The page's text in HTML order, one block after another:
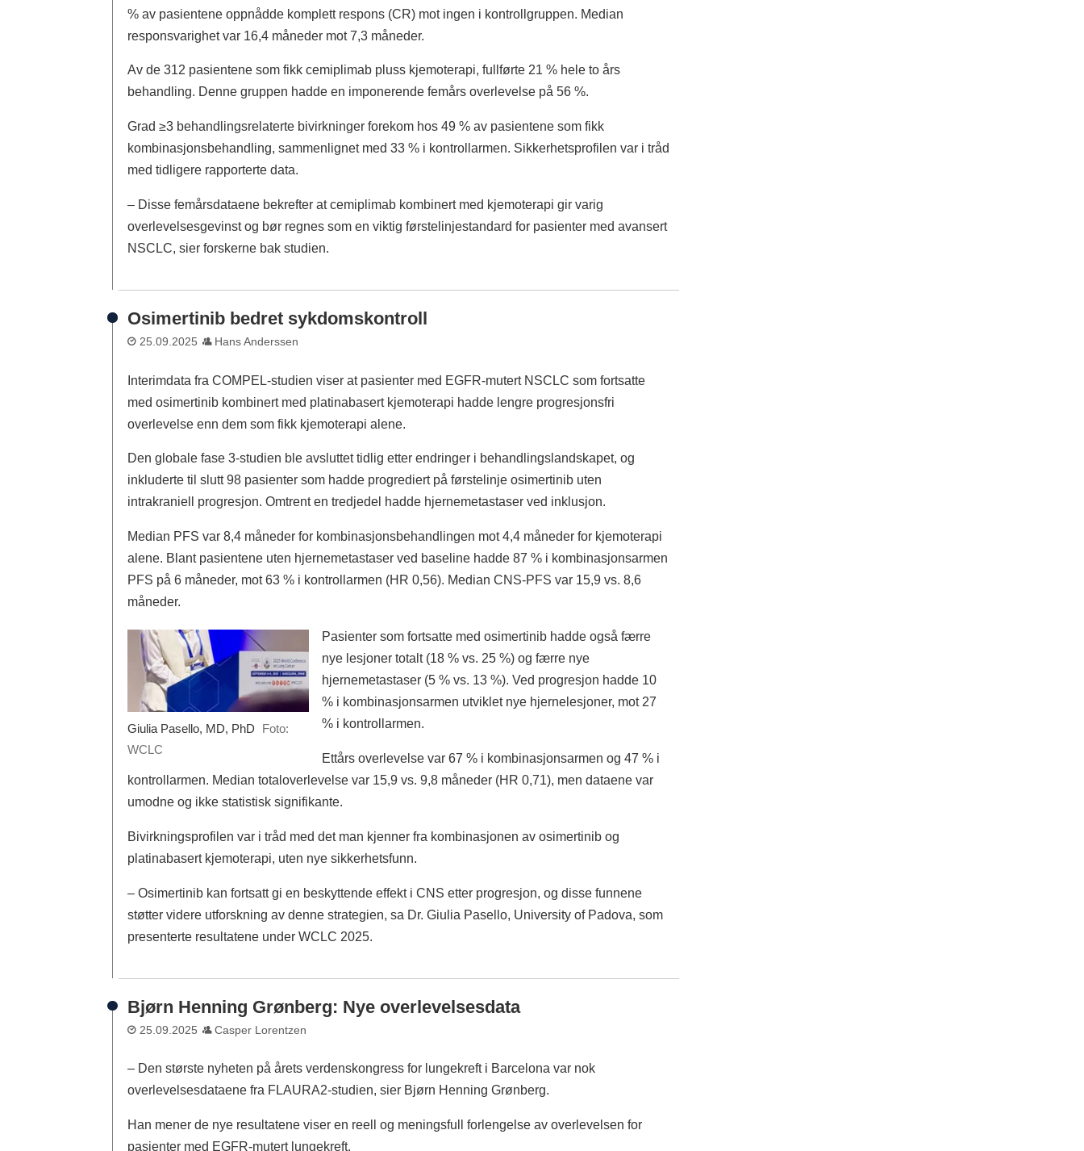
% av pasientene oppnådde komplett respons (CR) mot ingen i kontrollgruppen. Median
responsvarighet var 16,4 måneder mot 7,3 måneder.
Av de 312 pasientene som fikk cemiplimab pluss kjemoterapi, fullførte 21 % hele to års
behandling. Denne gruppen hadde en imponerende femårs overlevelse på 56 %.
Grad ≥3 behandlingsrelaterte bivirkninger forekom hos 49 % av pasientene som fikk
kombinasjonsbehandling, sammenlignet med 33 % i kontrollarmen. Sikkerhetsprofilen var i tråd
med tidligere rapporterte data.
– Disse femårsdataene bekrefter at cemiplimab kombinert med kjemoterapi gir varig
overlevelsesgevinst og bør regnes som en viktig førstelinje­standard for pasienter med avansert
NSCLC, sier forskerne bak studien.
Osimertinib bedret sykdomskontroll
25.09.2025 Hans Anderssen
Interimdata fra COMPEL-studien viser at pasienter med EGFR-mutert NSCLC som fortsatte
med osimertinib kombinert med platinabasert kjemoterapi hadde lengre progresjonsfri
overlevelse enn dem som fikk kjemoterapi alene.
Den globale fase 3-studien ble avsluttet tidlig etter endringer i behandlingslandskapet, og
inkluderte til slutt 98 pasienter som hadde progrediert på førstelinje osimertinib uten
intrakraniell progresjon. Omtrent en tredjedel hadde hjernemetastaser ved inklusjon.
Median PFS var 8,4 måneder for kombinasjonsbehandlingen mot 4,4 måneder for kjemoterapi
alene. Blant pasientene uten hjernemetastaser ved baseline hadde 87 % i kombinasjonsarmen
PFS på 6 måneder, mot 63 % i kontrollarmen (HR 0,56). Median CNS-PFS var 15,9 vs. 8,6
måneder.
Giulia Pasello, MD, PhD
Foto:
WCLC
Pasienter som fortsatte med osimertinib hadde også færre
nye lesjoner totalt (18 % vs. 25 %) og færre nye
hjernemetastaser (5 % vs. 13 %). Ved progresjon hadde 10
% i kombinasjonsarmen utviklet nye hjernelesjoner, mot 27
% i kontrollarmen.
Ettårs overlevelse var 67 % i kombinasjonsarmen og 47 % i
kontrollarmen. Median totaloverlevelse var 15,9 vs. 9,8 måneder (HR 0,71), men dataene var
umodne og ikke statistisk signifikante.
Bivirkningsprofilen var i tråd med det man kjenner fra kombinasjonen av osimertinib og
platinabasert kjemoterapi, uten nye sikkerhetsfunn.
– Osimertinib kan fortsatt gi en beskyttende effekt i CNS etter progresjon, og disse funnene
støtter videre utforskning av denne strategien, sa Dr. Giulia Pasello, University of Padova, som
presenterte resultatene under WCLC 2025.
Bjørn Henning Grønberg: Nye overlevelsesdata
25.09.2025 Casper Lorentzen
– Den største nyheten på årets verdenskongress for lungekreft i Barcelona var nok
overlevelsesdataene fra FLAURA2-studien, sier Bjørn Henning Grønberg.
Han mener de nye resultatene viser en reell og meningsfull forlengelse av overlevelsen for
pasienter med EGFR-mutert lungekreft.